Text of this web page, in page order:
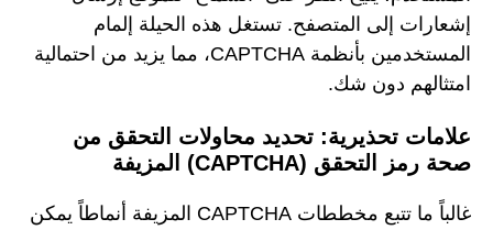
إشعارات إلى المتصفح. تستغل هذه الحيلة إلمام
المستخدمين بأنظمة CAPTCHA، مما يزيد من احتمالية
امتثالهم دون شك.
علامات تحذيرية: تحديد محاولات التحقق من
صحة رمز التحقق (CAPTCHA) المزيفة
غالباً ما تتبع مخططات CAPTCHA المزيفة أنماطاً يمكن